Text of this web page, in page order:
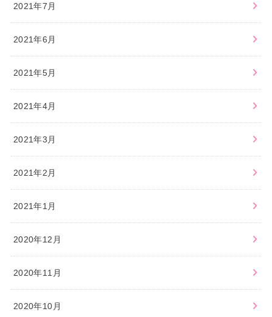
2021年7月
2021年6月
2021年5月
2021年4月
2021年3月
2021年2月
2021年1月
2020年12月
2020年11月
2020年10月